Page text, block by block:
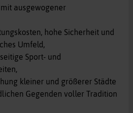
ausgewogener
hohe Sicherheit und
Umfeld,
Sport- und
kleiner und größerer Städte
Gegenden voller Tradition